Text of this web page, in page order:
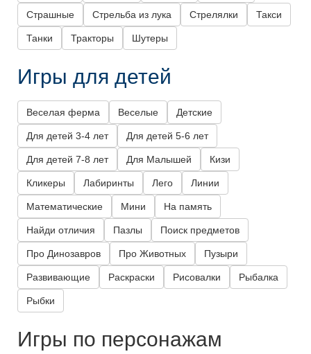
Страшные Стрельба из лука Стрелялки Такси
Танки Тракторы Шутеры
Игры для детей
Веселая ферма Веселые Детские
Для детей 3-4 лет Для детей 5-6 лет
Для детей 7-8 лет Для Малышей Кизи
Кликеры Лабиринты Лего Линии
Математические Мини На память
Найди отличия Пазлы Поиск предметов
Про Динозавров Про Животных Пузыри
Развивающие Раскраски Рисовалки Рыбалка
Рыбки
Игры по персонажам